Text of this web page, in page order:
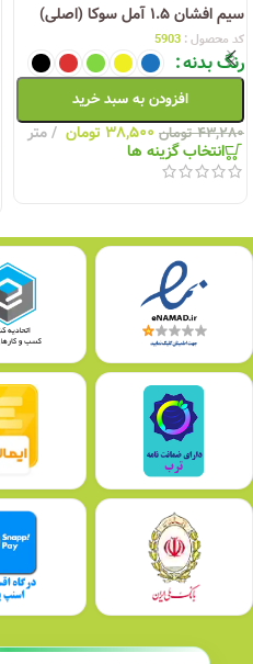
سیم افشان ۱.۵ آمل سوکا (اصلی)
کد محصول : 5903
رنگ بدنه
افزودن به سبد خرید
۴۳,۲۸۰ تومان ۳۸,۵۰۰ تومان متر
انتخاب گزینه ها